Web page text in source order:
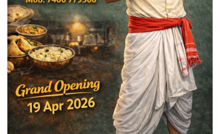
Gallery
Language
English हिंदी